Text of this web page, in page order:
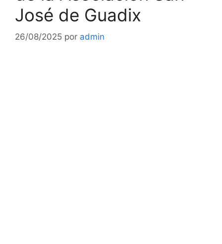
José de Guadix
26/08/2025 por admin